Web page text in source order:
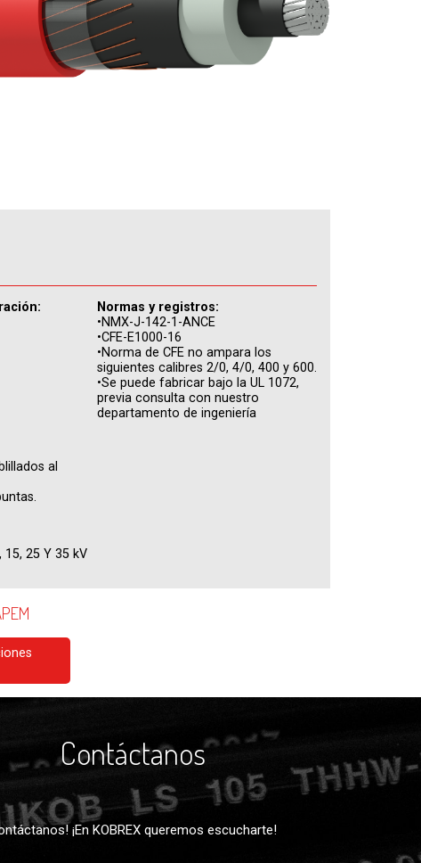
al
Normas y registros:
•NMX-J-142-1-ANCE
•CFE-E1000-16
•Norma de CFE no ampara los
siguientes calibres 2/0, 4/0, 400 y 600.
•Se puede fabricar bajo la UL 1072,
previa consulta con nuestro
departamento de ingeniería
15, 25 Y 35 kV
Contáctanos
¡En KOBREX queremos escucharte!